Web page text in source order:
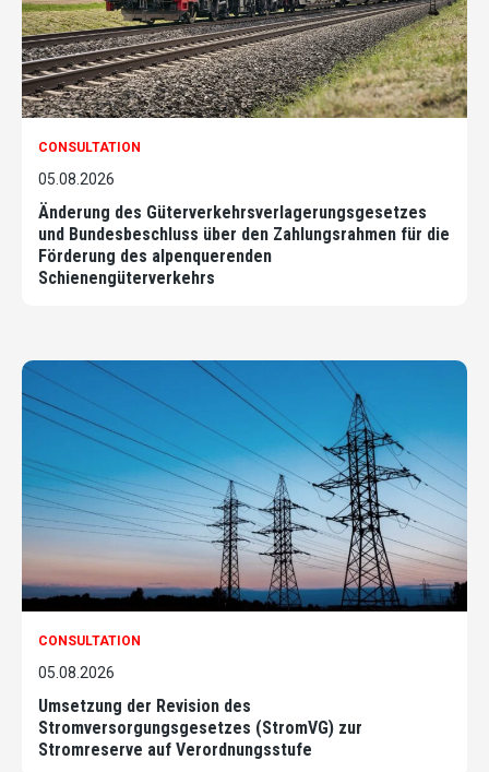
CONSULTATION
05.08.2026
Änderung des Güterverkehrsverlagerungsgesetzes
und Bundesbeschluss über den Zahlungsrahmen für die
Förderung des alpenquerenden
Schienengüterverkehrs
CONSULTATION
05.08.2026
Umsetzung der Revision des
Stromversorgungsgesetzes (StromVG) zur
Stromreserve auf Verordnungsstufe